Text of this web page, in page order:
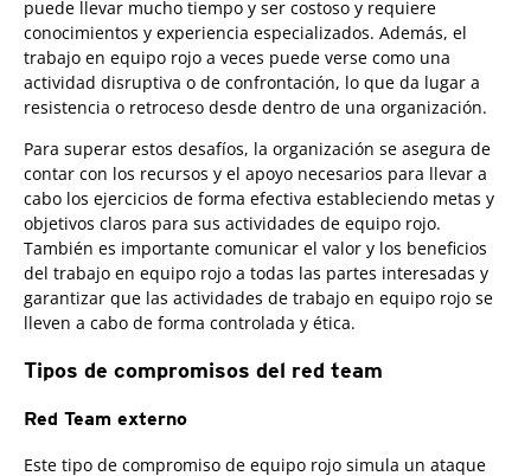
puede llevar mucho tiempo y ser costoso y requiere
conocimientos y experiencia especializados. Además, el
trabajo en equipo rojo a veces puede verse como una
actividad disruptiva o de confrontación, lo que da lugar a
resistencia o retroceso desde dentro de una organización.
Para superar estos desafíos, la organización se asegura de
contar con los recursos y el apoyo necesarios para llevar a
cabo los ejercicios de forma efectiva estableciendo metas y
objetivos claros para sus actividades de equipo rojo.
También es importante comunicar el valor y los beneficios
del trabajo en equipo rojo a todas las partes interesadas y
garantizar que las actividades de trabajo en equipo rojo se
lleven a cabo de forma controlada y ética.
Tipos de compromisos del red team
Red Team externo
Este tipo de compromiso de equipo rojo simula un ataque